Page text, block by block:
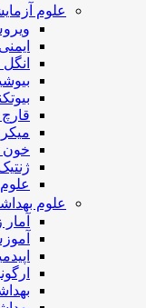
علوم
خون
علوم